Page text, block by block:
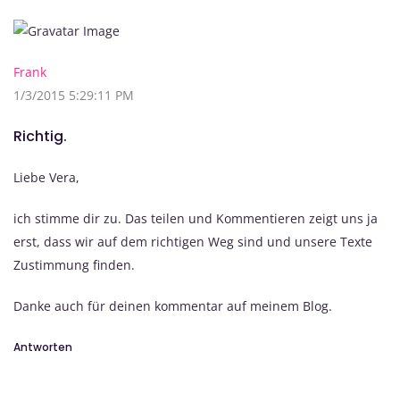
Frank
1/3/2015 5:29:11 PM
Richtig.
Liebe Vera,
ich stimme dir zu. Das teilen und Kommentieren zeigt uns ja
erst, dass wir auf dem richtigen Weg sind und unsere Texte
Zustimmung finden.
Danke auch für deinen kommentar auf meinem Blog.
Antworten